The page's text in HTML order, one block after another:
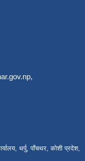
,
थर्पु, पाँचथर, कोशी प्रदेश,